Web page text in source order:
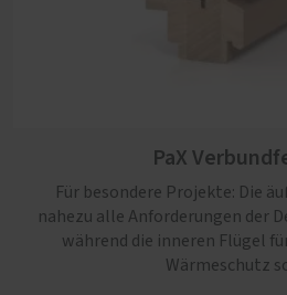
PaX
Für besondere Projekte: Die
nahezu alle Anforderungen der
während die inneren Flügel
Wärmeschutz